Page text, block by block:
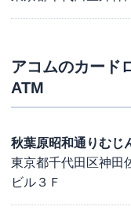
アコムのカード
ATM
秋葉原昭和通りむじ
東京都千代田区神
ビル３Ｆ